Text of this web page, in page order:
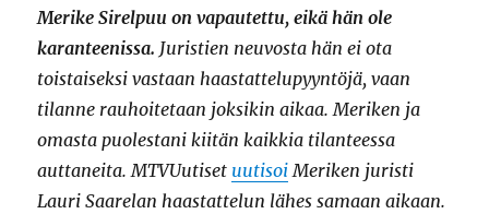
Merike Sirelpuu on vapautettu, eikä hän ole
karanteenissa. Juristien neuvosta hän ei ota
toistaiseksi vastaan haastattelupyyntöjä, vaan
tilanne rauhoitetaan joksikin aikaa. Meriken ja
omasta puolestani kiitän kaikkia tilanteessa
auttaneita. MTVUutiset uutisoiMeriken juristi
Lauri Saarelan haastattelun lähes samaan aikaan.